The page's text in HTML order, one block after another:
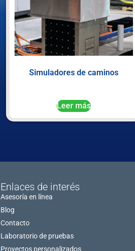
Simuladores de caminos
Leer más
Enlaces de interés
Asesoría en línea
Blog
Contacto
Laboratorio de pruebas
Proyectos personalizados